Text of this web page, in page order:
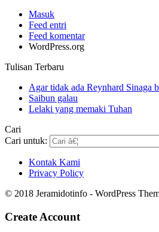
Masuk
Feed entri
Feed komentar
WordPress.org
Tulisan Terbaru
Agar tidak ada Reynhard Sinaga
Saibun galau
Lelaki yang memaki Tuhan
Cari
Cari untuk:
Kontak Kami
Privacy Policy
© 2018 Jeramidotinfo - WordPress
Create Account